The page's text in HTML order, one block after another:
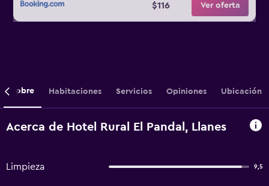
$116 Ver oferta
Sobre Habitaciones Servicios Opiniones Ubicación
Acerca de Hotel Rural El Pandal, Llanes
Limpieza 9,5